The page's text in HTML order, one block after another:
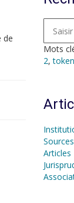
de
Mots
2,token
Articles